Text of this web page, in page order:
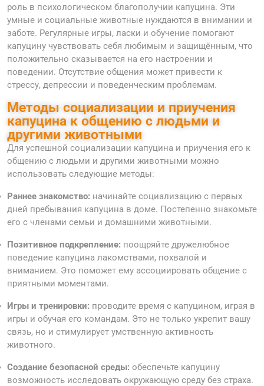
роль в психологическом благополучии капуцина. Эти
умные и социальные животные нуждаются в внимании и
заботе. Регулярные игры, ласки и обучение помогают
капуцину чувствовать себя любимым и защищённым, что
положительно сказывается на его настроении и
поведении. Отсутствие общения может привести к
стрессу, депрессии и поведенческим проблемам.
Методы социализации и приучения
капуцина к общению с людьми и
другими животными
Для успешной социализации капуцина и приучения его к
общению с людьми и другими животными можно
использовать следующие методы:
Раннее знакомство: начинайте социализацию с первых
дней пребывания капуцина в доме. Постепенно знакомьте
его с членами семьи и домашними животными.
Позитивное подкрепление: поощряйте дружелюбное
поведение капуцина лакомствами, похвалой и
вниманием. Это поможет ему ассоциировать общение с
приятными моментами.
Игры и тренировки: проводите время с капуцином, играя в
игры и обучая его командам. Это не только укрепит вашу
связь, но и стимулирует умственную активность
животного.
Создание безопасной среды: обеспечьте капуцину
возможность исследовать окружающую среду без страха.